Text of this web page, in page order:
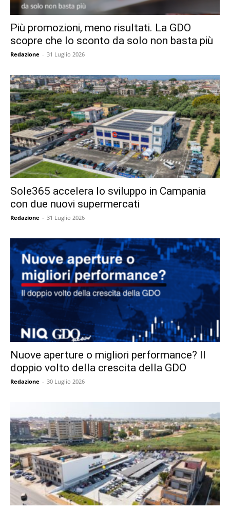
Più promozioni, meno risultati. La GDO
scopre che lo sconto da solo non basta più
Redazione - 31 Luglio 2026
Sole365 accelera lo sviluppo in Campania
con due nuovi supermercati
Redazione - 31 Luglio 2026
Nuove aperture o migliori performance? Il
doppio volto della crescita della GDO
Redazione - 30 Luglio 2026